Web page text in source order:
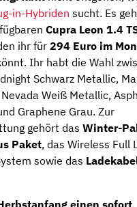
in-Hybriden sucht. Es
Cupra Leon 1.4
ihr für294 Euro im
Ihr habt die Wahl
Schwarz Metallic,
Weiß Metallic,
Graphene Grau. Zur
gehört das Winter-
Paket, das Wireless Full
sowie das
einen sofort